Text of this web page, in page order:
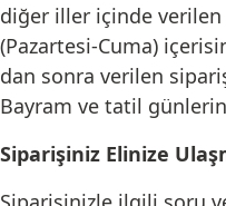
diğer iller içinde
(Pazartesi-Cuma)
dan sonra verilen
Bayram ve tatil
Siparişiniz Elinize